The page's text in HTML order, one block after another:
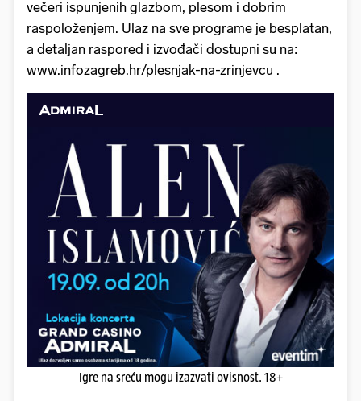
večeri ispunjenih glazbom, plesom i dobrim
raspoloženjem. Ulaz na sve programe je besplatan,
a detaljan raspored i izvođači dostupni su na:
www.infozagreb.hr/plesnjak-na-zrinjevcu .
Igre na sreću mogu izazvati ovisnost. 18+